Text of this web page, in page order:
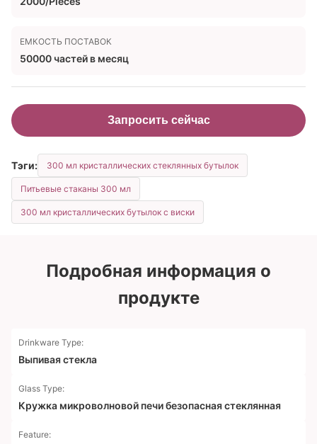
ЕМКОСТЬ ПОСТАВОК
50000 частей в месяц
Запросить сейчас
Тэги: 300 мл кристаллических стеклянных бутылок
Питьевые стаканы 300 мл
300 мл кристаллических бутылок с виски
Подробная информация о
продукте
Drinkware Type:
Выпивая стекла
Glass Type:
Кружка микроволновой печи безопасная стеклянная
Feature: